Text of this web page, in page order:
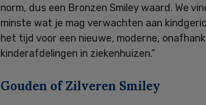
norm, dus een Bronzen Smiley waard. We
minste wat je mag verwachten aan
het tijd voor een nieuwe, moderne,
kinderafdelingen in ziekenhuizen.”
Gouden of Zilveren Smiley